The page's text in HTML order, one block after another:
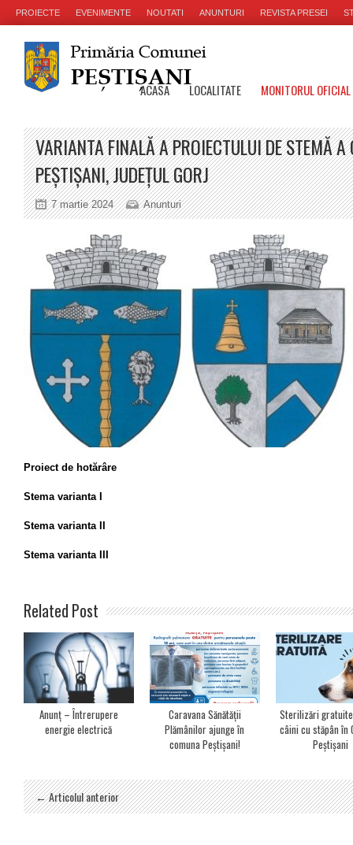
PROIECTE EVENIMENTE NOUTATI ANUNTURI REVISTA PRESEI
ACASA LOCALITATE MONITORUL
VARIANTA FINALĂ A PROIECTULUI DE STEMĂ A
PEȘTIȘANI, JUDEȚUL GORJ
7 martie 2024 Anunturi
Proiect de hotărâre
Stema varianta I
Stema varianta II
Stema varianta III
Related Post
Anunț – Întrerupere
energie electrică
Caravana Sănătății
Plămânilor ajunge în
comuna Peștișani!
Sterilizări
câini cu stăpân în
Peștișani
← Articolul anterior